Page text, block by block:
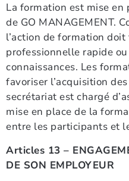
La formation est mise
de GO MANAGEMENT.
l’action de formation
professionnelle rapide
connaissances. Les
favoriser l’acquisition
secrétariat est chargé
mise en place de la
entre les participants et
Articles 13 –
DE SON EMPLOYEUR